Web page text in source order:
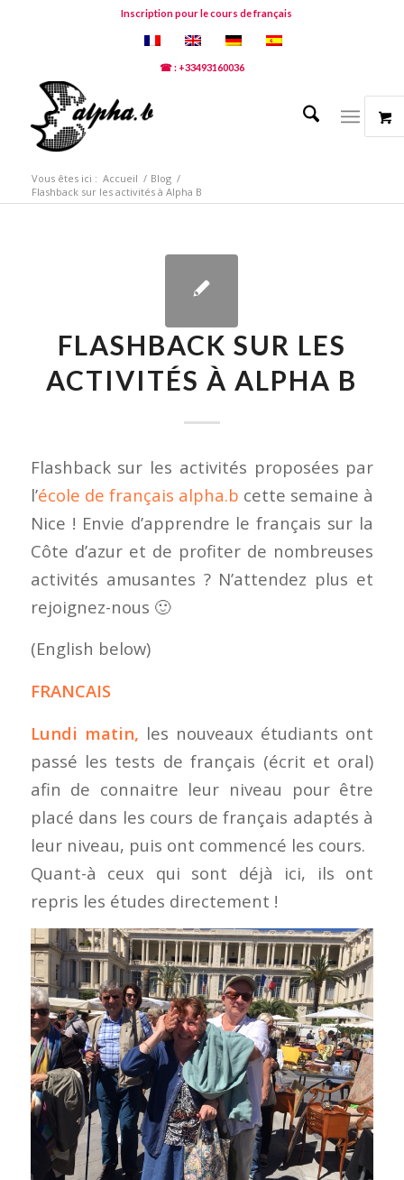
Inscription pour le cours de français
☎ : +33493160036
Vous êtes ici : Accueil / Blog /
Flashback sur les activités à Alpha B
FLASHBACK SUR LES
ACTIVITÉS À ALPHA B
Flashback sur les activités proposées par
l’école de français alpha.b cette semaine à
Nice ! Envie d’apprendre le français sur la
Côte d’azur et de profiter de nombreuses
activités amusantes ? N’attendez plus et
rejoignez-nous 🙂
(English below)
FRANCAIS
Lundi matin, les nouveaux étudiants ont
passé les tests de français (écrit et oral)
afin de connaitre leur niveau pour être
placé dans les cours de français adaptés à
leur niveau, puis ont commencé les cours.
Quant-à ceux qui sont déjà ici, ils ont
repris les études directement !